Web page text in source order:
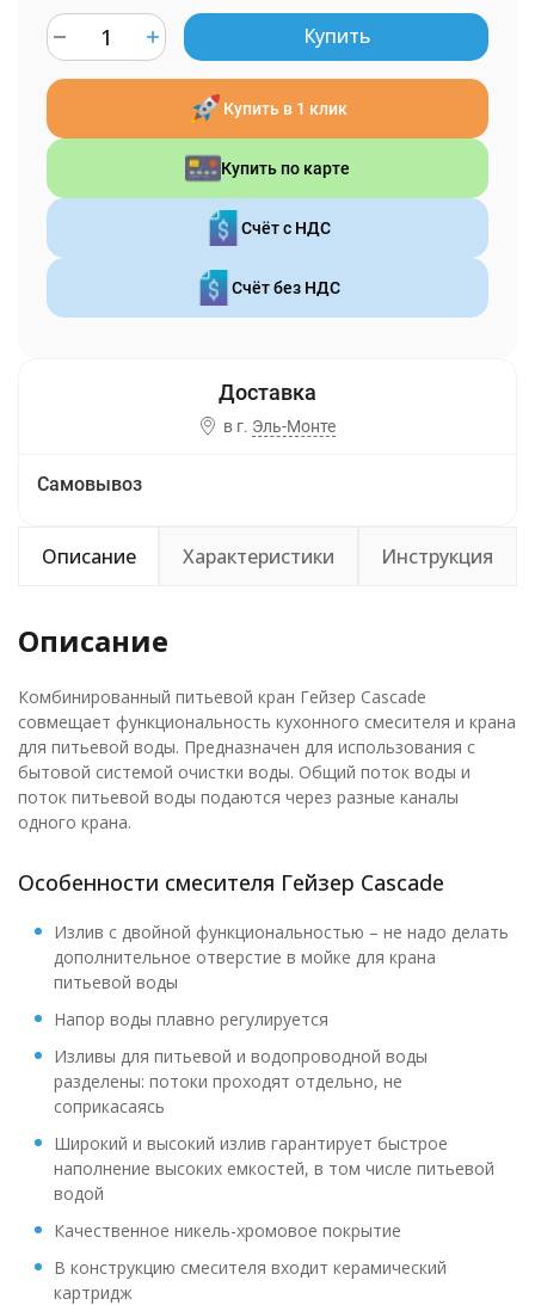
Купить
Купить в 1 клик
Купить по карте
Счёт с НДС
Счёт без НДС
в г. Эль-Монте
Самовывоз
Описание Характеристики Инструкция
Описание
Комбинированный питьевой кран Гейзер Cascade
совмещает функциональность кухонного смесителя и крана
для питьевой воды. Предназначен для использования с
бытовой системой очистки воды. Общий поток воды и
поток питьевой воды подаются через разные каналы
одного крана.
Особенности смесителя Гейзер Cascade
Излив с двойной функциональностью – не надо делать
дополнительное отверстие в мойке для крана
питьевой воды
Напор воды плавно регулируется
Изливы для питьевой и водопроводной воды
разделены: потоки проходят отдельно, не
соприкасаясь
Широкий и высокий излив гарантирует быстрое
наполнение высоких емкостей, в том числе питьевой
водой
Качественное никель-хромовое покрытие
В конструкцию смесителя входит керамический
картридж